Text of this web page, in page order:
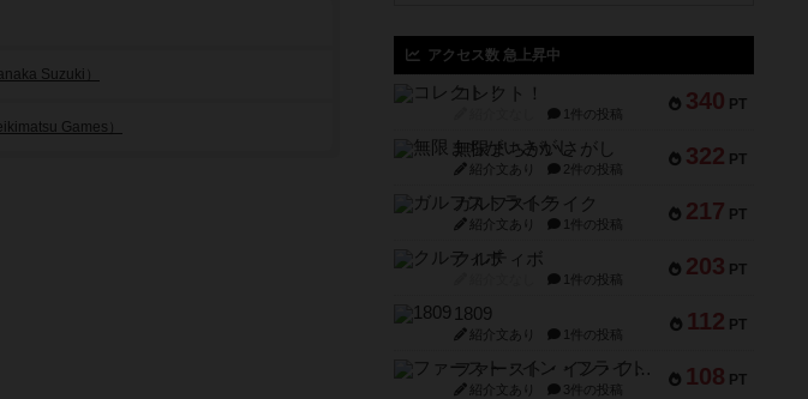
Suzuki）
Games）
アクセス数 急上昇中
340 PT
コレクト！
1件の投稿
322 PT
無限まちがいさがし
紹介文あり 2件の投稿
217 PT
ガルフストライク
紹介文あり 1件の投稿
203 PT
クルティボ
1件の投稿
112 PT
1809
紹介文あり 1件の投稿
108 PT
ファースト・イン・フライト
紹介文あり 3件の投稿